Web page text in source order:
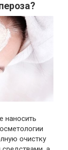
наносить
очистку